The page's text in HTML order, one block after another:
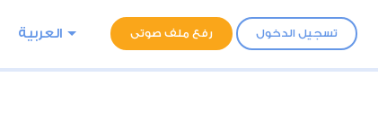
تسجيل الدخول رفع ملف صوتى العربية